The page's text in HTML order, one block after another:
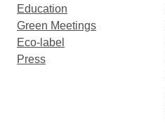
Education
Green Meetings
Eco-label
Press